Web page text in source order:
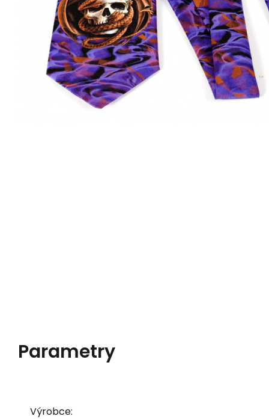
Parametry
Výrobce: